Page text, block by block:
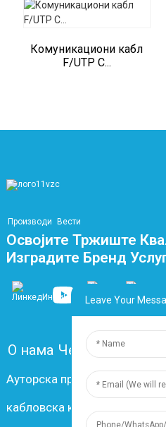
Комуникациони кабл
F/UTP C...
Производи Вести
Освојите Тржиште
Изградите Бренд
О нама Честа питања
Ауторска права © 2024
кабловска компанија, Лтд.
Leave Your